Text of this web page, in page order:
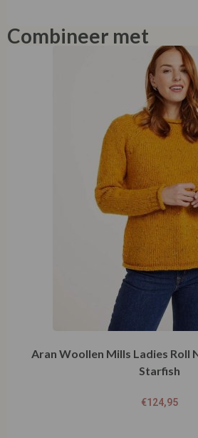
Starfish